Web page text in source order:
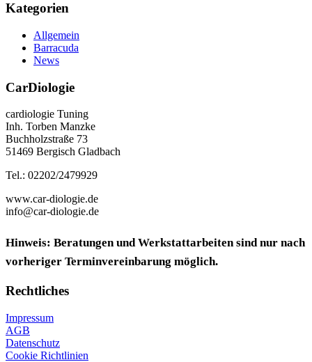
Kategorien
Allgemein
Barracuda
News
CarDiologie
cardiologie Tuning
Inh. Torben Manzke
Buchholzstraße 73
51469 Bergisch Gladbach
Tel.: 02202/2479929
www.car-diologie.de
info@car-diologie.de
Hinweis: Beratungen und Werkstattarbeiten sind nur nach
vorheriger Terminvereinbarung möglich.
Rechtliches
Impressum
AGB
Datenschutz
Cookie Richtlinien